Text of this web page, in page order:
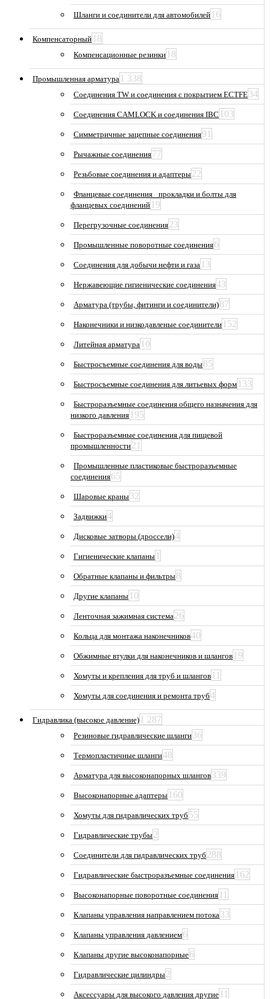
Шланги и соединители для автомобилей 16
Компенсаторный 18
Компенсационные резинки 18
Промышленная арматура 1 338
Соединения TW и соединения с покрытием ECTFE34
Соединения CAMLOCK и соединения IBC 103
Симметричные зацепные соединения91
Рычажные соединения77
Резьбовые соединения и адаптеры22
Фланцевые соединения_ прокладки и болты для
фланцевых соединений 19
Перегрузочные соединения23
Промышленные поворотные соединения6
Соединения для добычи нефти и газа 13
Нержавеющие гигиенические соединения43
Арматура (трубы, фитинги и соединители)87
Наконечники и низкодавленые соединители 152
Литейная арматура 10
Быстросъемные соединения для воды85
Быстросъемные соединения для литьевых форм 133
Быстроразъемные соединения общего назначения для
низкого давления 195
Быстроразъемные соединения для пищевой
промышленности21
Промышленные пластиковые быстроразъемные
соединения65
Шаровые краны32
Задвижки4
Дисковые затворы (дроссели)4
Гигиенические клапаны 1
Обратные клапаны и фильтры8
Другие клапаны 10
Ленточная зажимная система 26
Кольца для монтажа наконечников40
Обжимные втулки для наконечников и шлангов 19
Хомуты и крепления для труб и шлангов 11
Хомуты для соединения и ремонта труб4
Гидравлика (высокое давление) 1 287
Резиновые гидравлические шланги36
Термопластичные шланги48
Арматура для высоконапорных шлангов339
Высоконапорные адаптеры 160
Хомуты для гидравлических труб 55
Гидравлические трубы2
Соединители для гидравлических труб 288
Гидравлические быстроразъемные соединения 162
Высоконапорные поворотные соединения 11
Клапаны управления направлением потока 33
Клапаны управления давлением6
Клапаны другие высоконапорные6
Гидравлические цилиндры2
Аксессуары для высокого давления другие 11